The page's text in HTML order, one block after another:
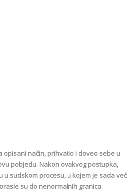
opisani način, prihvatio i doveo sebe u
pobjedu. Nakon ovakvog postupka,
u sudskom procesu, u kojem je sada već
su do nenormalnih granica.